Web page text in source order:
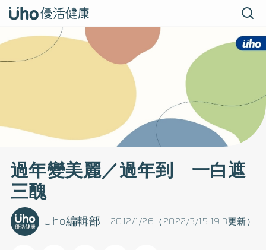
過年變美麗／過年到 一白遮
三醜
2012/1/26（2022/3/15 19:3更新）
Uho編輯部